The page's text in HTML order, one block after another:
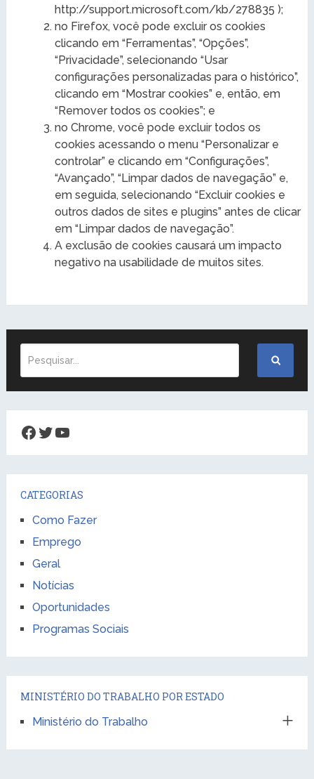
http://support.microsoft.com/kb/278835 );
no Firefox, você pode excluir os cookies
clicando em “Ferramentas”, “Opções”,
“Privacidade”, selecionando “Usar
configurações personalizadas para o histórico”,
clicando em “Mostrar cookies” e, então, em
“Remover todos os cookies”; e
no Chrome, você pode excluir todos os
cookies acessando o menu “Personalizar e
controlar” e clicando em “Configurações”,
“Avançado”, “Limpar dados de navegação” e,
em seguida, selecionando “Excluir cookies e
outros dados de sites e plugins” antes de clicar
em “Limpar dados de navegação”.
A exclusão de cookies causará um impacto
negativo na usabilidade de muitos sites.
Facebook
Twitter
Youtube
CATEGORIAS
Como Fazer
Emprego
Geral
Notícias
Oportunidades
Programas Sociais
MINISTÉRIO DO TRABALHO POR ESTADO
Ministério do Trabalho